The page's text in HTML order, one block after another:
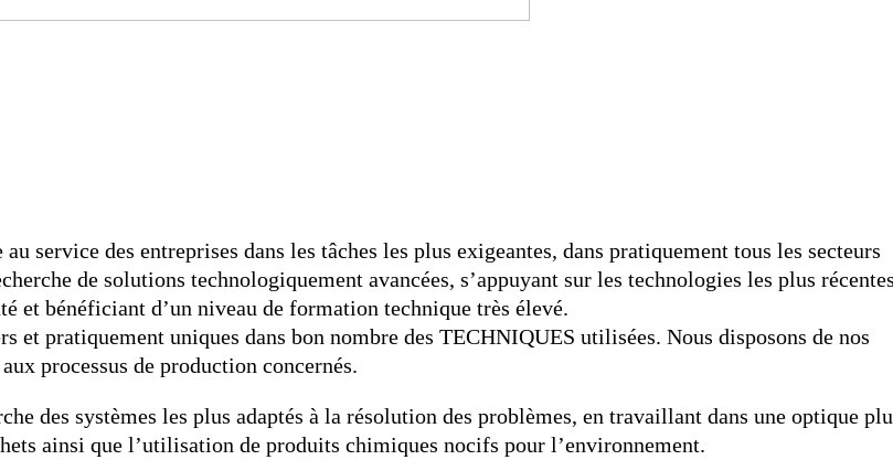
service des entreprises dans les tâches les plus exigeantes, dans pratiquement tous les secteurs
de solutions technologiquement avancées, s’appuyant sur les technologies les plus
et bénéficiant d’un niveau de formation technique très élevé.
et pratiquement uniques dans bon nombre des TECHNIQUES utilisées. Nous disposons de nos
processus de production concernés.
des systèmes les plus adaptés à la résolution des problèmes, en travaillant dans une optique
ainsi que l’utilisation de produits chimiques nocifs pour l’environnement.